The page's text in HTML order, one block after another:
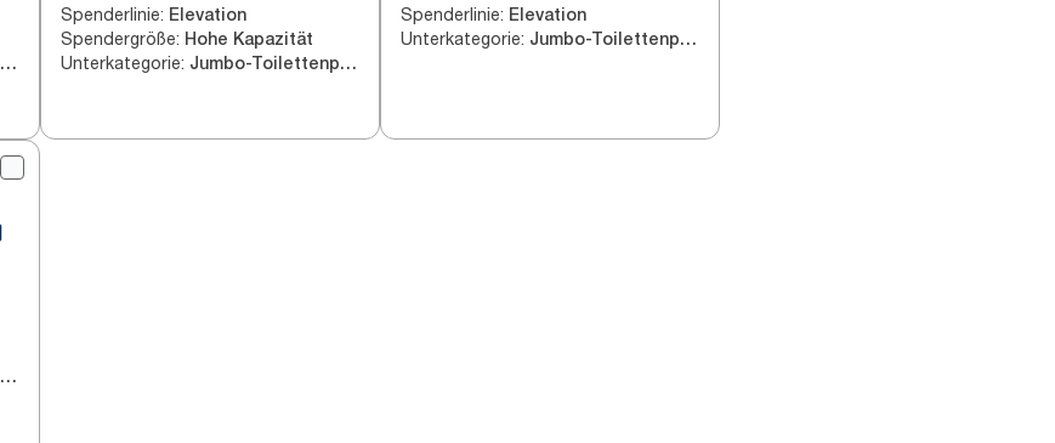
Jumbo-Toilettenpapier
Spenderlinie: Elevation
Spendergröße: Hohe Kapazität
Unterkategorie: Jumbo-Toilettenpapier
T2
Spenderlinie: Elevation
Unterkategorie: Jumbo-Toilettenpapier
Jumbo-Toilettenpapier